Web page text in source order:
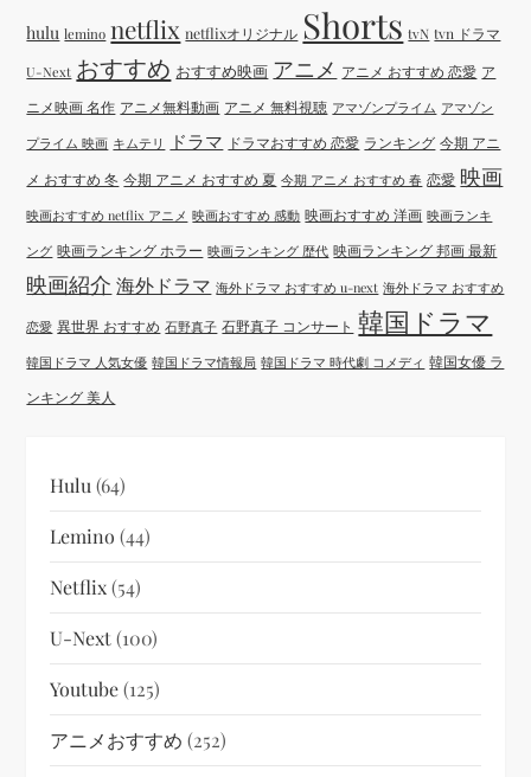
hulu lemino netflix netflixオリジナル Shorts tvN tvn ドラマ
U-Next おすすめ おすすめ映画 アニメ アニメ おすすめ 恋愛 ア
ニメ映画 名作 アニメ無料動画 アニメ 無料視聴 アマゾンプライム アマゾン
プライム 映画 キムテリ ドラマ ドラマおすすめ 恋愛 ランキング 今期 アニ
メ おすすめ 冬 今期 アニメ おすすめ 夏 今期 アニメ おすすめ 春 恋愛 映画
映画おすすめ netflix アニメ 映画おすすめ 感動 映画おすすめ 洋画 映画ランキ
ング 映画ランキング ホラー 映画ランキング 歴代 映画ランキング 邦画 最新
映画紹介 海外ドラマ 海外ドラマ おすすめ u-next 海外ドラマ おすすめ
恋愛 異世界 おすすめ 石野真子 石野真子 コンサート 韓国ドラマ
韓国ドラマ 人気女優 韓国ドラマ情報局 韓国ドラマ 時代劇 コメディ 韓国女優 ラ
ンキング 美人
Hulu (64)
Lemino (44)
Netflix(54)
U-Next(100)
Youtube(125)
アニメおすすめ (252)